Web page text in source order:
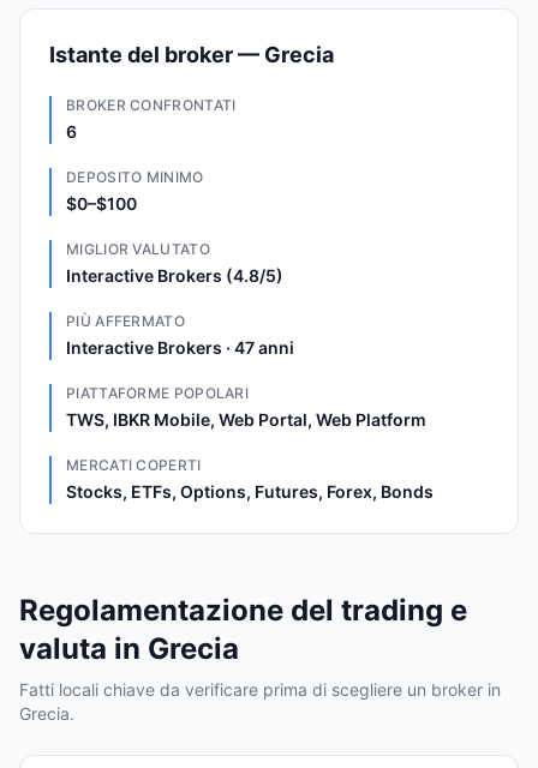
Istante del broker — Grecia
BROKER CONFRONTATI
6
DEPOSITO MINIMO
$0–$100
MIGLIOR VALUTATO
Interactive Brokers (4.8/5)
PIÙ AFFERMATO
Interactive Brokers · 47 anni
PIATTAFORME POPOLARI
TWS, IBKR Mobile, Web Portal, Web Platform
MERCATI COPERTI
Stocks, ETFs, Options, Futures, Forex, Bonds
Regolamentazione del trading e
valuta in Grecia
Fatti locali chiave da verificare prima di scegliere un broker in
Grecia.